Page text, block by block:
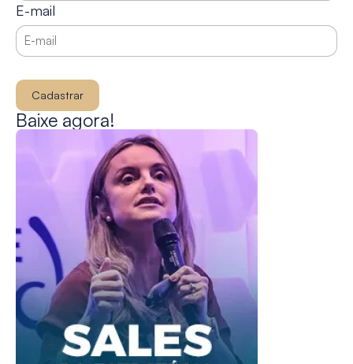
E-mail
Cadastrar
Baixe agora!